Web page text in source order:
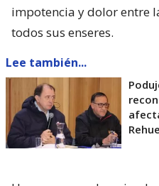
impotencia y dolor entre
todos sus enseres.
Lee también...
Rehue